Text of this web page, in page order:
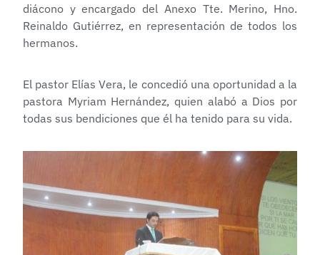
diácono y encargado del Anexo Tte. Merino, Hno.
Reinaldo Gutiérrez, en representación de todos los
hermanos.
El pastor Elías Vera, le concedió una oportunidad a la
pastora Myriam Hernández, quien alabó a Dios por
todas sus bendiciones que él ha tenido para su vida.